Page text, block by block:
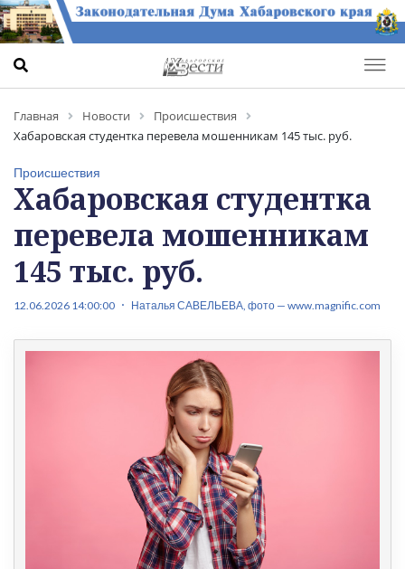
Главная Новости
Происшествия
Хабаровская студентка перевела мошенникам 145 тыс. руб.
Происшествия
Хабаровская студентка
перевела мошенникам
145 тыс. руб.
12.06.2026 14:00:00 Наталья САВЕЛЬЕВА, фото — www.magnific.com